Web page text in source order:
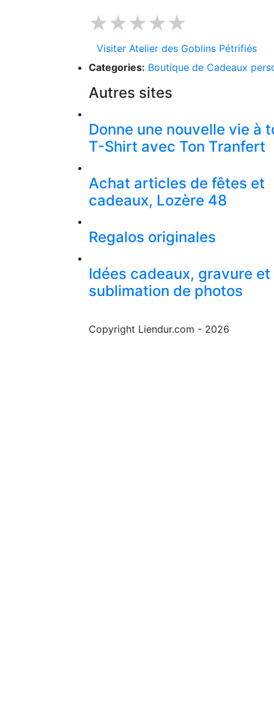
★★★★★
Visiter Atelier des Goblins Pétrifiés
Categories: Boutique de Cadeaux
Autres sites
Donne une nouvelle vie à
T-Shirt avec Ton Tranfert
Achat articles de fêtes et
cadeaux, Lozère 48
Regalos originales
Idées cadeaux, gravure et
sublimation de photos
Copyright Liendur.com - 2026